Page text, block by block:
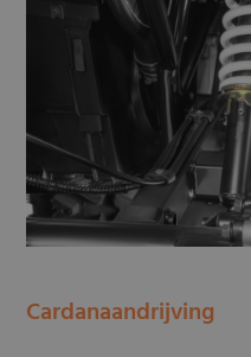
Cardanaandrijving